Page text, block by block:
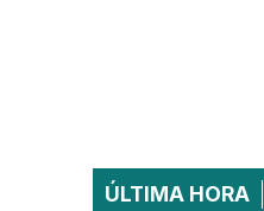
ÚLTIMA HORA